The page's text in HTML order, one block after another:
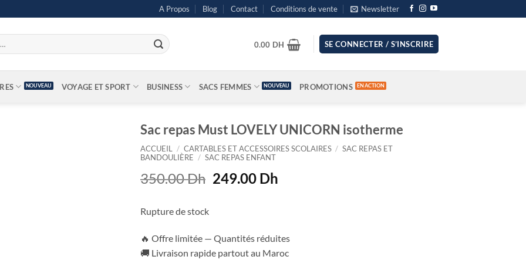
A Propos Blog Contact Conditions de vente Newsletter
0.00 DH SE CONNECTER / S’INSCRIRE
VOYAGE ET SPORT BUSINESS SACS FEMMES PROMOTIONS
Sac repas Must LOVELY UNICORN isotherme
ACCUEIL / CARTABLES ET ACCESSOIRES SCOLAIRES / SAC REPAS ET
BANDOULIÈRE / SAC REPAS ENFANT
350.00Dh Le
350.00 Dh.
249.00 Dh
249.00 Dh.
Rupture de stock
🔥 Offre limitée — Quantités réduites
🚚 Livraison rapide partout au Maroc